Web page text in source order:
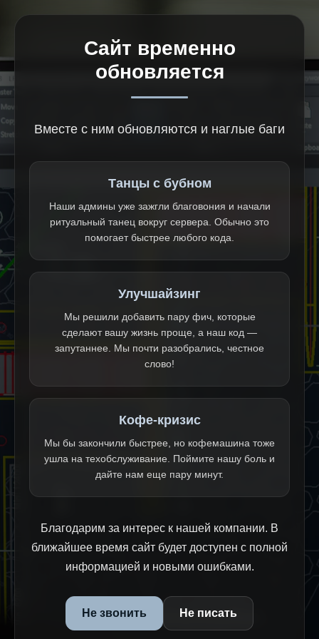
Сайт временно
обновляется
Вместе с ним обновляются и наглые баги
Танцы с бубном
Наши админы уже зажгли благовония и начали
ритуальный танец вокруг сервера. Обычно это
помогает быстрее любого кода.
Улучшайзинг
Мы решили добавить пару фич, которые
сделают вашу жизнь проще, а наш код —
запутаннее. Мы почти разобрались, честное
слово!
Кофе-кризис
Мы бы закончили быстрее, но кофемашина тоже
ушла на техобслуживание. Поймите нашу боль и
дайте нам еще пару минут.
Благодарим за интерес к нашей компании. В
ближайшее время сайт будет доступен с полной
информацией и новыми ошибками.
Не звонить Не писать